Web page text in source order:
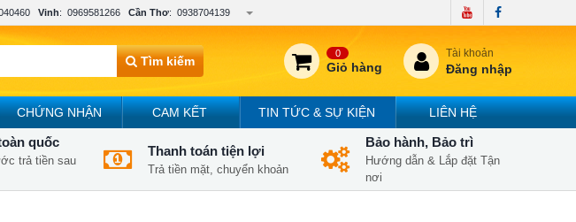
Vinh: 0969581266 Cần Thơ: 0938704139
Tìm kiếm
0
Giỏ hàng
Tài khoản
Đăng nhập
CHỨNG NHẬN CAM KẾT TIN TỨC & SỰ KIỆN LIÊN HỆ
quốc
trả tiền sau
Thanh toán tiện lợi
Trả tiền mặt, chuyển khoản
Bảo hành, Bảo trì
Hướng dẫn & Lắp đặt Tận
nơi